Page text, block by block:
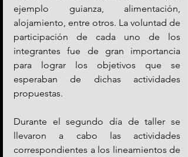
ejemplo guianza, alimentación,
alojamiento, entre otros. La voluntad de
participación de cada uno de los
integrantes fue de gran importancia
para lograr los objetivos que se
esperaban de dichas actividades
propuestas.
Durante el segundo día de taller se
llevaron a cabo las actividades
correspondientes a los lineamientos de